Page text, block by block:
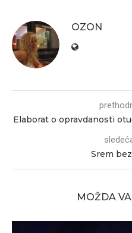
OZON
Elaborat o opravdanosti
Srem
MOŽDA